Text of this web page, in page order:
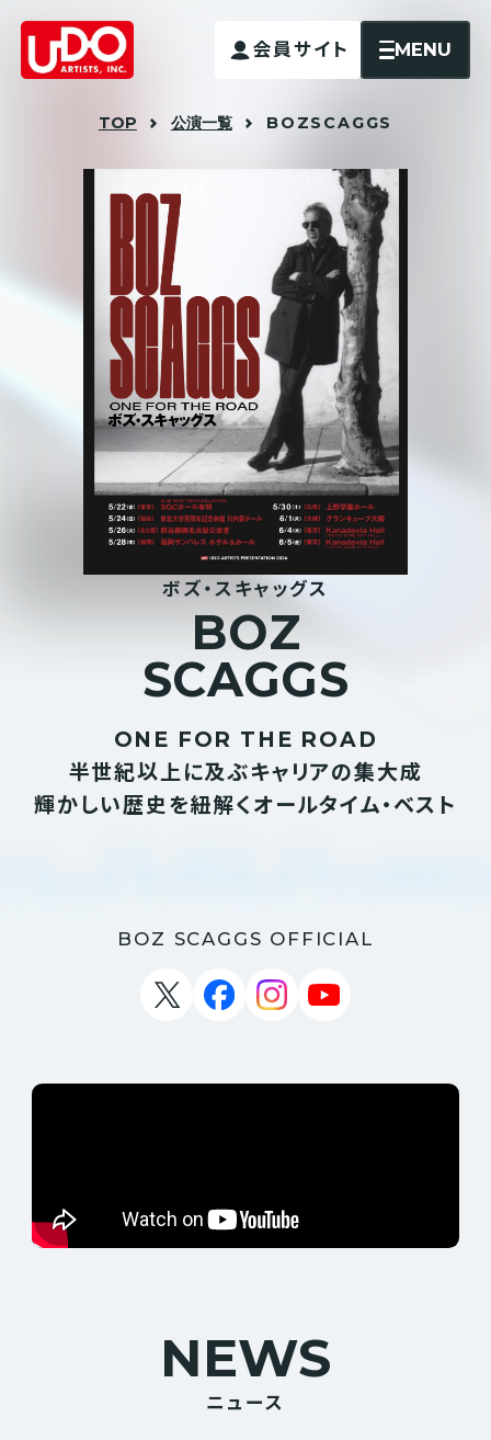
会員サイト MENU
TOP 公演一覧 BOZSCAGGS
ボズ・スキャッグス
BOZ
SCAGGS
ONE FOR THE ROAD
半世紀以上に及ぶキャリアの集大成
輝かしい歴史を紐解くオールタイム・ベスト
BOZ SCAGGS OFFICIAL
NEWS
ニュース